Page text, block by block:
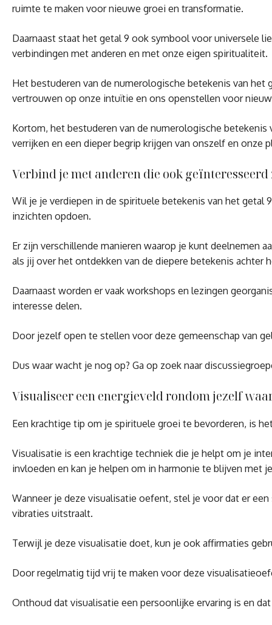
ruimte te maken voor nieuwe groei en transformatie.
Daarnaast staat het getal 9 ook symbool voor universele
verbindingen met anderen en met onze eigen spiritualiteit.
Het bestuderen van de numerologische betekenis van
vertrouwen op onze intuïtie en ons openstellen voor
Kortom, het bestuderen van de numerologische
verrijken en een dieper begrip krijgen van onszelf en onze
Verbind je met anderen die ook
Wil je je verdiepen in de spirituele betekenis van het
inzichten opdoen.
Er zijn verschillende manieren waarop je kunt deelnemen
als jij over het ontdekken van de diepere betekenis achter
Daarnaast worden er vaak workshops en lezingen
interesse delen.
Door jezelf open te stellen voor deze gemeenschap van
Dus waar wacht je nog op? Ga op zoek naar
Visualiseer een energieveld rondom jezelf
Een krachtige tip om je spirituele groei te bevorderen, is
Visualisatie is een krachtige techniek die je helpt om je
invloeden en kan je helpen om in harmonie te blijven met
Wanneer je deze visualisatie oefent, stel je voor dat er
vibraties uitstraalt.
Terwijl je deze visualisatie doet, kun je ook affirmaties
Door regelmatig tijd vrij te maken voor deze
Onthoud dat visualisatie een persoonlijke ervaring is en